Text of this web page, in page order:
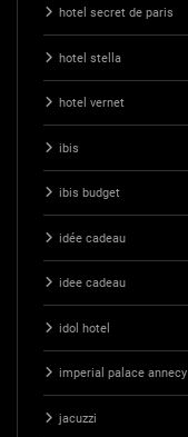
hotel secret de paris
hotel stella
hotel vernet
ibis
ibis budget
idée cadeau
idee cadeau
idol hotel
imperial palace annecy
jacuzzi